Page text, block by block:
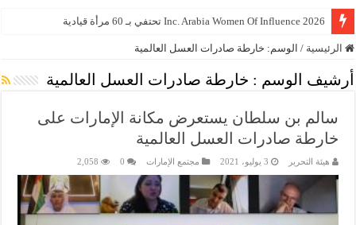
Inc. Arabia Women Of Influence 2026 تحتفي بـ 60 مرأة قيادية
الرئيسية / الوسم: خارطة صادرات العسل العالمية
أرشيف الوسم : خارطة صادرات العسل العالمية
سالم بن سلطان يستعرض مكانة الإمارات على
خارطة صادرات العسل العالمية
هيئة التحرير 3 يوليو، 2021 مجتمع الإمارات 0
2,058